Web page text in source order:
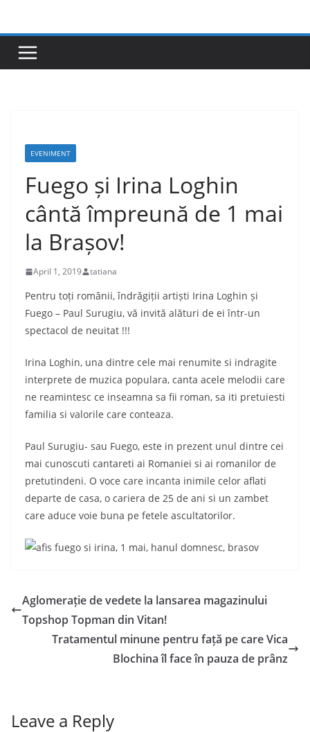
content
EVENIMENT
Fuego și Irina Loghin
cântă împreună de 1 mai
la Brașov!
April 1, 2019 tatiana
Pentru toți românii, îndrăgiții artiști Irina Loghin și
Fuego – Paul Surugiu, vă invită alături de ei într-un
spectacol de neuitat !!!
Irina Loghin, una dintre cele mai renumite si indragite
interprete de muzica populara, canta acele melodii care
ne reamintesc ce inseamna sa fii roman, sa iti pretuiesti
familia si valorile care conteaza.
Paul Surugiu- sau Fuego, este in prezent unul dintre cei
mai cunoscuti cantareti ai Romaniei si ai romanilor de
pretutindeni. O voce care incanta inimile celor aflati
departe de casa, o cariera de 25 de ani si un zambet
care aduce voie buna pe fetele ascultatorilor.
Aglomerație de vedete la lansarea magazinului
Topshop Topman din Vitan!
Tratamentul minune pentru față pe care Vica
Blochina îl face în pauza de prânz
Leave a Reply